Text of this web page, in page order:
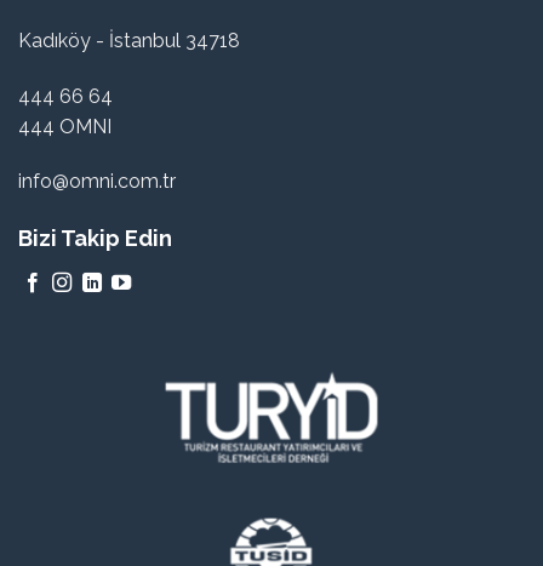
Kadıköy - İstanbul 34718
444 66 64
444 OMNI
info@omni.com.tr
Bizi Takip Edin